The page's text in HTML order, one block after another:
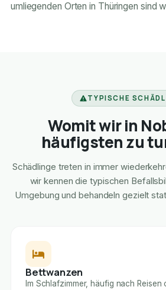
umliegenden Orten in Thüringen sind
TYPISCHE
Womit wir in
häufigsten zu
Schädlinge treten in immer
wir kennen die typischen
Umgebung und behandeln gezielt
Bettwanzen
Im Schlafzimmer, häufig nach Reisen